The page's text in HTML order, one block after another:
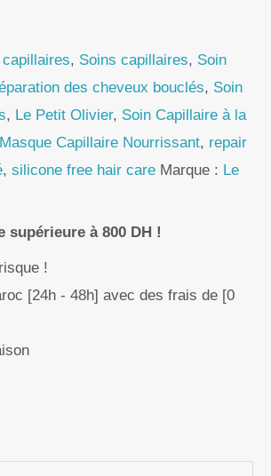
, Soins capillaires, Soin
des cheveux bouclés, Soin
, Le Petit Olivier, Soin Capillaire à la
Masque Capillaire Nourrissant, repair
,silicone free hair care Marque : Le
à 800 DH !
!
[24h - 48h] avec des frais de [0